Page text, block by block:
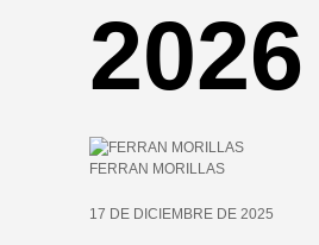
2026
FERRAN MORILLAS
17 DE DICIEMBRE DE 2025